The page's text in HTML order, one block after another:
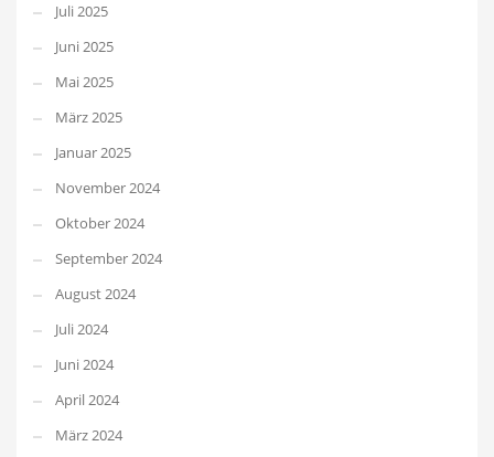
Juli 2025
Juni 2025
Mai 2025
März 2025
Januar 2025
November 2024
Oktober 2024
September 2024
August 2024
Juli 2024
Juni 2024
April 2024
März 2024